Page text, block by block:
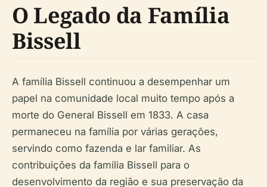
O Legado da Família
Bissell
A família Bissell continuou a desempenhar um
papel na comunidade local muito tempo após a
morte do General Bissell em 1833. A casa
permaneceu na família por várias gerações,
servindo como fazenda e lar familiar. As
contribuições da família Bissell para o
desenvolvimento da região e sua preservação da